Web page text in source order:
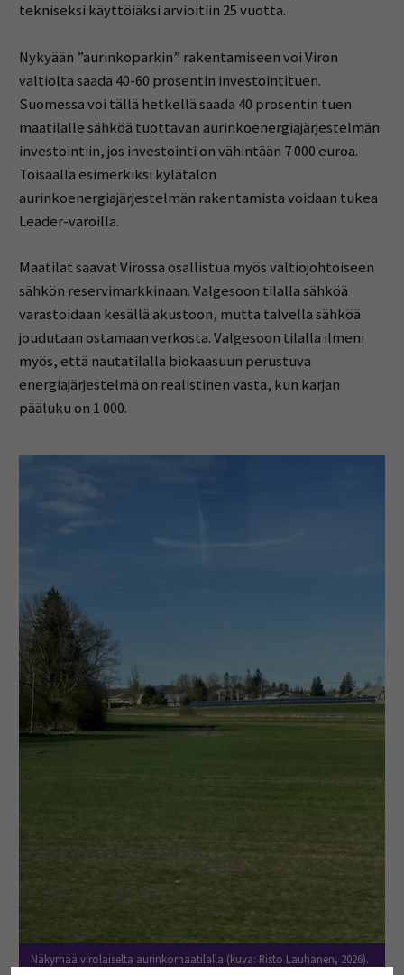
tekniseksi käyttöiäksi arvioitiin 25 vuotta.
Nykyään ”aurinkoparkin” rakentamiseen voi Viron
valtiolta saada 40-60 prosentin investointituen.
Suomessa voi tällä hetkellä saada 40 prosentin tuen
maatilalle sähköä tuottavan aurinkoenergiajärjestelmän
investointiin, jos investointi on vähintään 7 000 euroa.
Toisaalla esimerkiksi kylätalon
aurinkoenergiajärjestelmän rakentamista voidaan tukea
Leader-varoilla.
Maatilat saavat Virossa osallistua myös valtiojohtoiseen
sähkön reservimarkkinaan. Valgesoon tilalla sähköä
varastoidaan kesällä akustoon, mutta talvella sähköä
joudutaan ostamaan verkosta. Valgesoon tilalla ilmeni
myös, että nautatilalla biokaasuun perustuva
energiajärjestelmä on realistinen vasta, kun karjan
pääluku on 1 000.
Näkymää virolaiselta aurinkomaatilalla (kuva: Risto Lauhanen, 2026).